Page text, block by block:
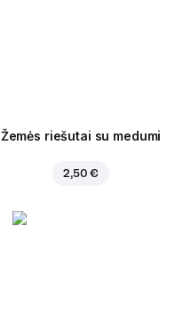
Žemės riešutai su medumi
2,50 €